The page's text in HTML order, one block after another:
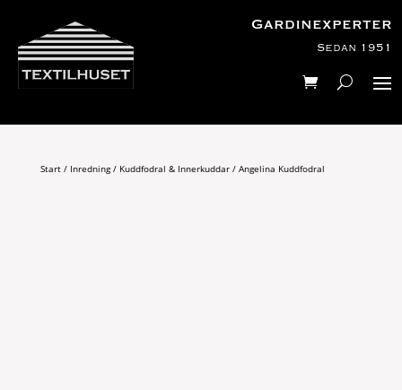
Gardinexperter
Sedan 1951
Start/ Inredning/ Kuddfodral & Innerkuddar/ Angelina Kuddfodral